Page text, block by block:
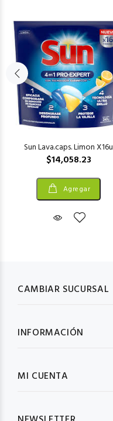
Sun Lava.caps. Limon X16u
$14,058.23
Agregar
CAMBIAR SUCURSAL
INFORMACIÓN
MI CUENTA